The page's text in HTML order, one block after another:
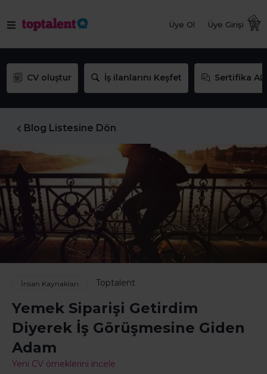
Üye Ol Üye Girişi
CV oluştur İş ilanlarını Keşfet Sertifika AL
Blog Listesine Dön
İnsan Kaynakları Toptalent
Yemek Siparişi Getirdim
Diyerek İş Görüşmesine Giden
Adam
Yeni CV örneklerini incele